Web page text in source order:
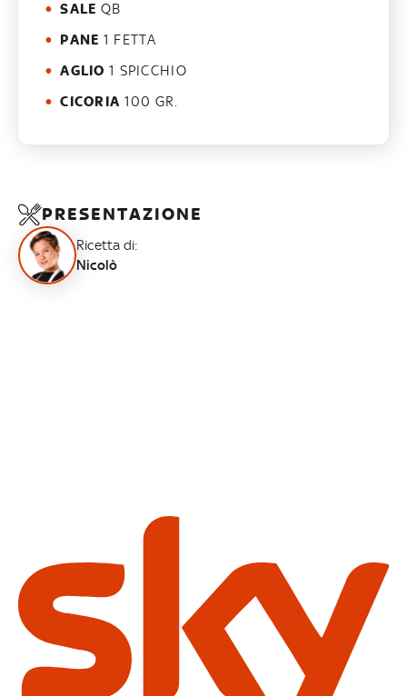
SALE QB
PANE 1 FETTA
AGLIO 1 SPICCHIO
CICORIA 100 GR.
PRESENTAZIONE
Ricetta di:
Nicolò